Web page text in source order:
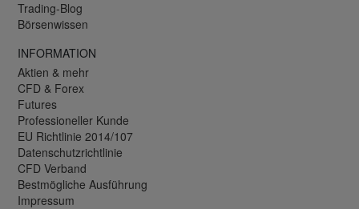
Trading-Blog
Börsenwissen
INFORMATION
Aktien & mehr
CFD & Forex
Futures
Professioneller Kunde
EU Richtlinie 2014/107
Datenschutzrichtlinie
CFD Verband
Bestmögliche Ausführung
Impressum